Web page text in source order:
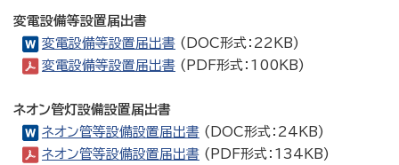
変電設備等設置届出書
変電設備等設置届出書 (DOC形式：22KB)
変電設備等設置届出書 (PDF形式：100KB)
ネオン管灯設備設置届出書
ネオン管等設備設置届出書 (DOC形式：24KB)
ネオン管等設備設置届出書 (PDF形式：134KB)